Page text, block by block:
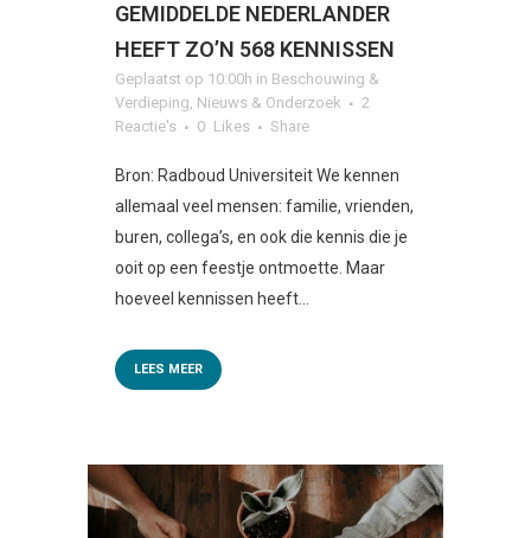
GEMIDDELDE NEDERLANDER
HEEFT ZO’N 568 KENNISSEN
Geplaatst op 10:00h in Beschouwing &
Verdieping, Nieuws & Onderzoek
2
Reactie's
0 Likes Share
Bron: Radboud Universiteit We kennen
allemaal veel mensen: familie, vrienden,
buren, collega’s, en ook die kennis die je
ooit op een feestje ontmoette. Maar
hoeveel kennissen heeft...
LEES MEER